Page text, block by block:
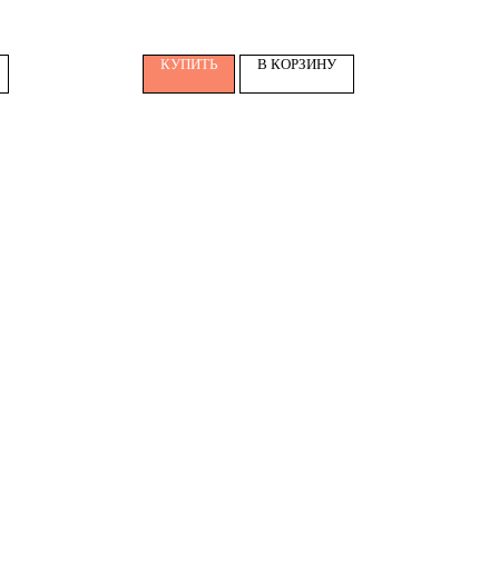
КУПИТЬ В КОРЗИНУ